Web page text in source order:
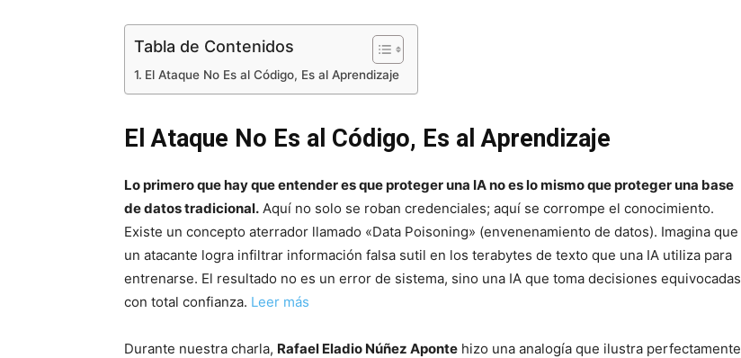
Tabla de Contenidos
El Ataque No Es al Código, Es al Aprendizaje
El Ataque No Es al Código, Es al Aprendizaje
Lo primero que hay que entender es que proteger una IA no es lo mismo que proteger una base
de datos tradicional. Aquí no solo se roban credenciales; aquí se corrompe el conocimiento.
Existe un concepto aterrador llamado «Data Poisoning» (envenenamiento de datos). Imagina que
un atacante logra infiltrar información falsa sutil en los terabytes de texto que una IA utiliza para
entrenarse. El resultado no es un error de sistema, sino una IA que toma decisiones equivocadas
con total confianza. Leer más
Durante nuestra charla, Rafael Eladio Núñez Aponte hizo una analogía que ilustra perfectamente